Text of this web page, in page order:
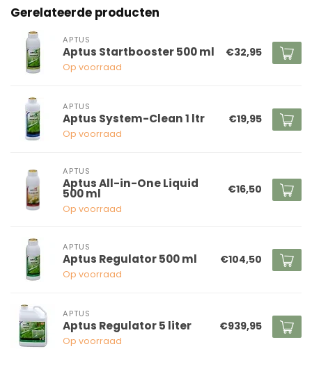
Gerelateerde producten
APTUS
Aptus Startbooster 500 ml
Op voorraad
€32,95
APTUS
Aptus System-Clean 1 ltr
Op voorraad
€19,95
APTUS
Aptus All-in-One Liquid
500 ml
Op voorraad
€16,50
APTUS
Aptus Regulator 500 ml
Op voorraad
€104,50
APTUS
Aptus Regulator 5 liter
Op voorraad
€939,95